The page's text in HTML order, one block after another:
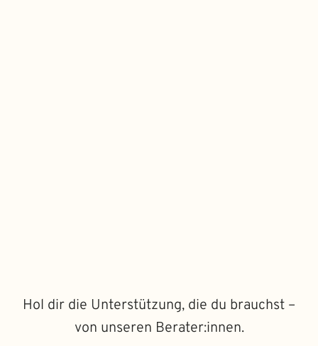
Hol dir die Unterstützung, die du brauchst –
von unseren Berater:innen.